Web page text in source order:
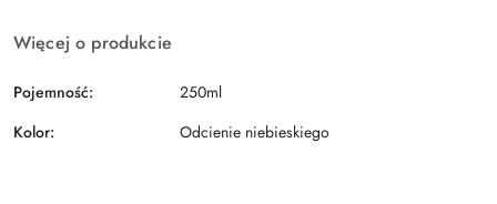
Więcej o produkcie
Pojemność:
250ml
Kolor:
Odcienie niebieskiego